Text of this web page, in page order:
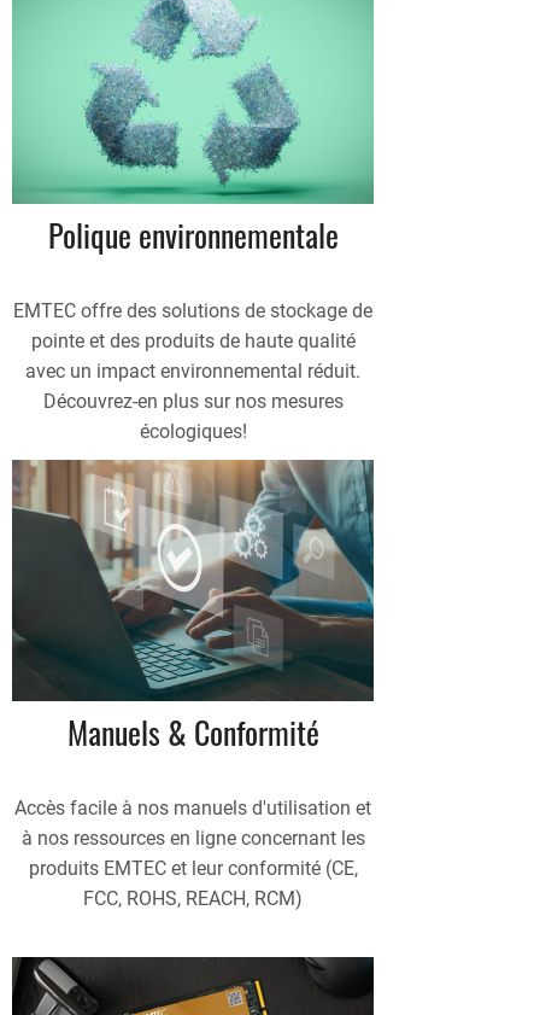
Polique environnementale
EMTEC offre des solutions de stockage de
pointe et des produits de haute qualité
avec un impact environnemental réduit.
Découvrez-en plus sur nos mesures
écologiques!
Manuels & Conformité
Accès facile à nos manuels d'utilisation et
à nos ressources en ligne concernant les
produits EMTEC et leur conformité (CE,
FCC, ROHS, REACH, RCM)